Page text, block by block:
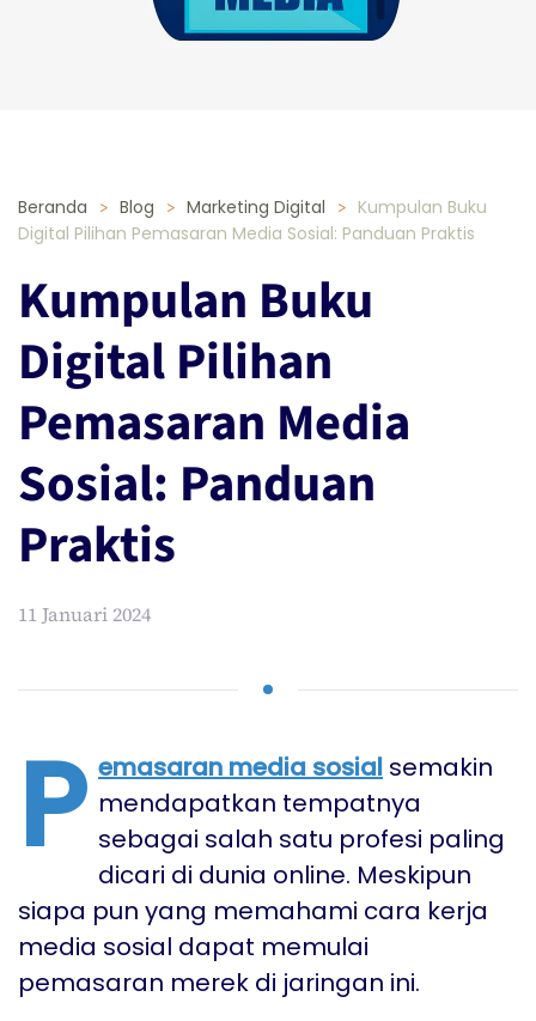
Beranda Blog Marketing Digital
Kumpulan Buku
Digital Pilihan Pemasaran Media Sosial: Panduan Praktis
Kumpulan Buku
Digital Pilihan
Pemasaran Media
Sosial: Panduan
Praktis
11 Januari 2024
P emasaran media sosial semakin
mendapatkan tempatnya
sebagai salah satu profesi paling
dicari di dunia online. Meskipun
siapa pun yang memahami cara kerja
media sosial dapat memulai
pemasaran merek di jaringan ini.